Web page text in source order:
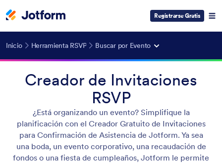
Registrarse Gratis
Inicio Herramienta RSVP Buscar por Evento
Creador de Invitaciones
RSVP
¿Está organizando un evento? Simplifique la
planificación con el Creador Gratuito de Invitaciones
para Confirmación de Asistencia de Jotform. Ya sea
una boda, un evento corporativo, una recaudación de
fondos o una fiesta de cumpleaños, Jotform le permite